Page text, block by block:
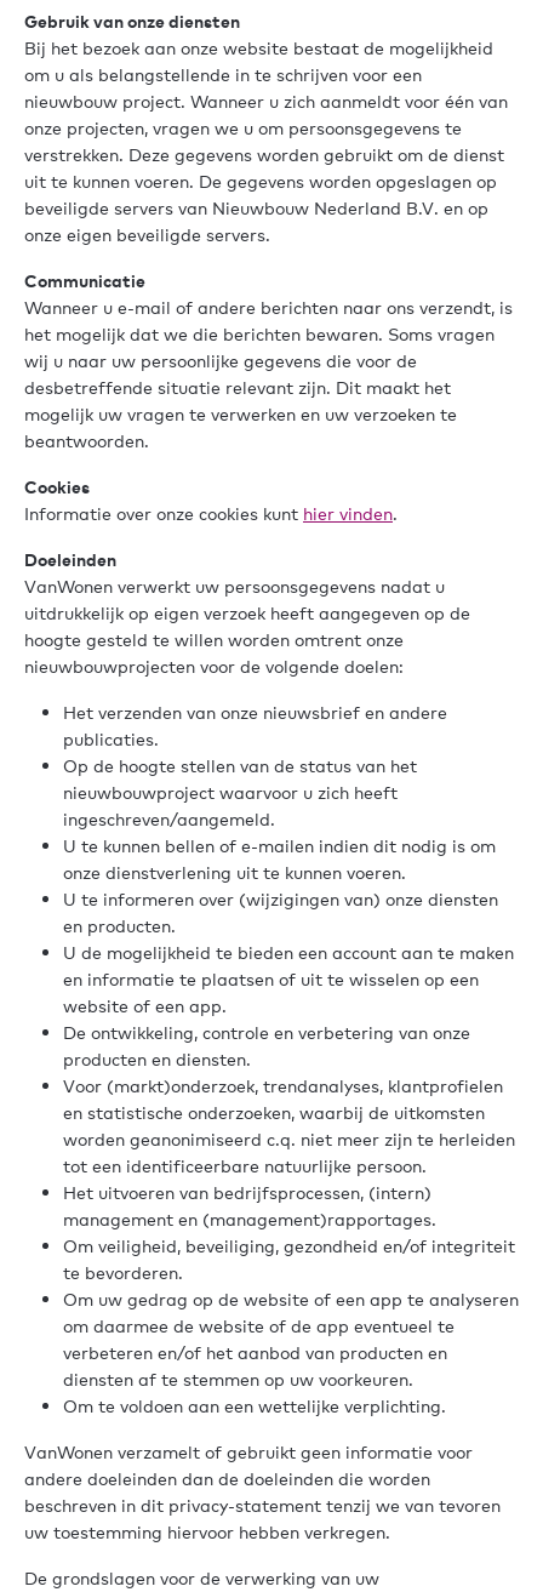
Gebruik van onze diensten
Bij het bezoek aan onze website bestaat de mogelijkheid
om u als belangstellende in te schrijven voor een
nieuwbouw project. Wanneer u zich aanmeldt voor één van
onze projecten, vragen we u om persoonsgegevens te
verstrekken. Deze gegevens worden gebruikt om de dienst
uit te kunnen voeren. De gegevens worden opgeslagen op
beveiligde servers van Nieuwbouw Nederland B.V. en op
onze eigen beveiligde servers.
Communicatie
Wanneer u e-mail of andere berichten naar ons verzendt, is
het mogelijk dat we die berichten bewaren. Soms vragen
wij u naar uw persoonlijke gegevens die voor de
desbetreffende situatie relevant zijn. Dit maakt het
mogelijk uw vragen te verwerken en uw verzoeken te
beantwoorden.
Cookies
Informatie over onze cookies kunt hier vinden.
Doeleinden
VanWonen verwerkt uw persoonsgegevens nadat u
uitdrukkelijk op eigen verzoek heeft aangegeven op de
hoogte gesteld te willen worden omtrent onze
nieuwbouwprojecten voor de volgende doelen:
Het verzenden van onze nieuwsbrief en andere
publicaties.
Op de hoogte stellen van de status van het
nieuwbouwproject waarvoor u zich heeft
ingeschreven/aangemeld.
U te kunnen bellen of e-mailen indien dit nodig is om
onze dienstverlening uit te kunnen voeren.
U te informeren over (wijzigingen van) onze diensten
en producten.
U de mogelijkheid te bieden een account aan te maken
en informatie te plaatsen of uit te wisselen op een
website of een app.
De ontwikkeling, controle en verbetering van onze
producten en diensten.
Voor (markt)onderzoek, trendanalyses, klantprofielen
en statistische onderzoeken, waarbij de uitkomsten
worden geanonimiseerd c.q. niet meer zijn te herleiden
tot een identificeerbare natuurlijke persoon.
Het uitvoeren van bedrijfsprocessen, (intern)
management en (management)rapportages.
Om veiligheid, beveiliging, gezondheid en/of integriteit
te bevorderen.
Om uw gedrag op de website of een app te analyseren
om daarmee de website of de app eventueel te
verbeteren en/of het aanbod van producten en
diensten af te stemmen op uw voorkeuren.
Om te voldoen aan een wettelijke verplichting.
VanWonen verzamelt of gebruikt geen informatie voor
andere doeleinden dan de doeleinden die worden
beschreven in dit privacy-statement tenzij we van tevoren
uw toestemming hiervoor hebben verkregen.
De grondslagen voor de verwerking van uw